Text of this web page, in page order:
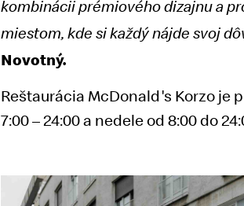
kombinácii prémiového dizajnu a
miestom, kde si každý nájde svoj
Novotný.
Reštaurácia McDonald's Korzo je
7:00 – 24:00 a nedele od 8:00 do